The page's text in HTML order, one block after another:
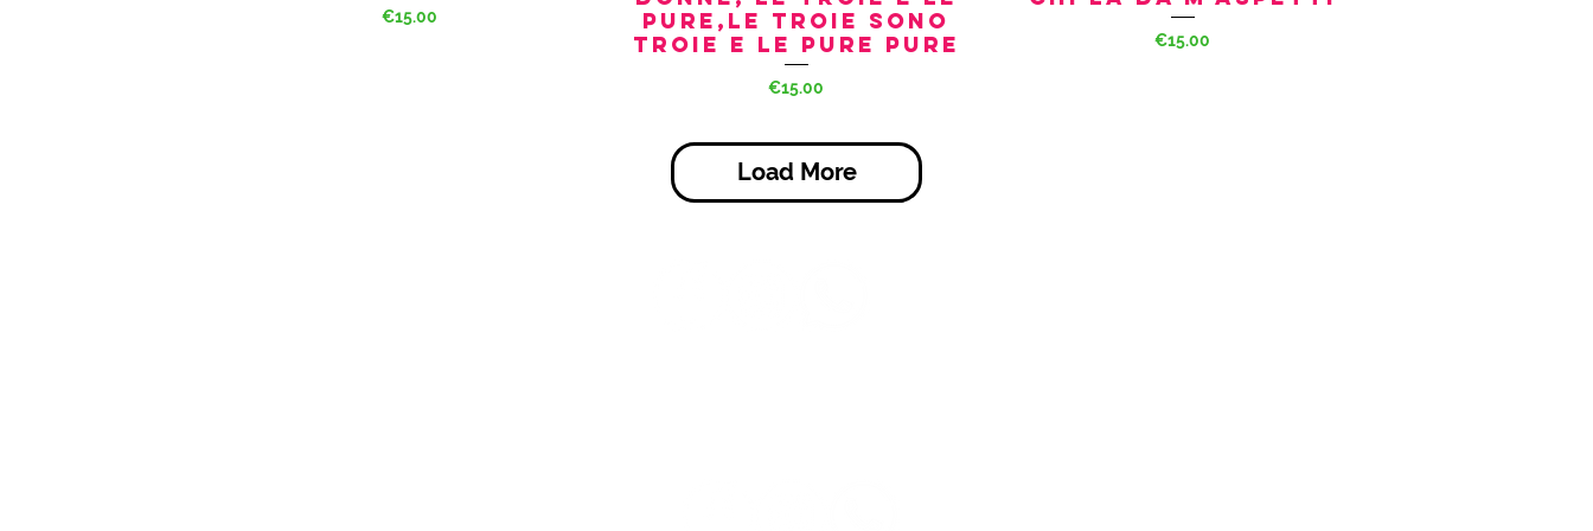
Price
€15.00
PURE,LE TROIE SONO
TROIE E LE PURE PURE
Price
€15.00
Price
€15.00
Load More